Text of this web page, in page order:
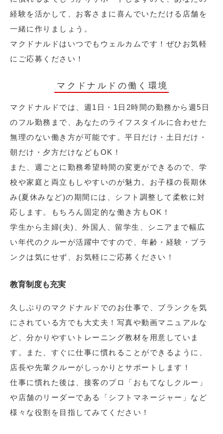
経験を活かして、お客さまに喜んでいただける店舗を
一緒に作りましょう。
マクドナルドはいつでもウェルカムです！ぜひお気軽
にご応募ください！
マクドナルドの働く環境
マクドナルドでは、週1日・1日2時間の勤務から週5日
のフル勤務まで、あなたのライフスタイルに合わせた
無理のない働き方が可能です。平日だけ・土日だけ・
朝だけ・夕方だけなどもOK！
また、週ごとに勤務希望時間の変更ができるので、学
校や家庭と両立もしやすいのが魅力。お子様の長期休
み(夏休みなど)の期間には、シフト調整して柔軟に対
応します。もちろん固定的な働き方もOK！
学生から主婦(夫)、外国人、留学生、シニアまで幅広
い年代のクルーが活躍中ですので、年齢・経験・ブラ
ンクは気にせず、お気軽にご応募ください！
教育制度も充実
久しぶりのマクドナルドでのお仕事で、ブランクを気
にされている方でも大丈夫！写真や動画マニュアルな
ど、分かりやすいトレーニング教材を用意していま
す。また、すぐに仕事に慣れることができるように、
店長や先輩クルーがしっかりとサポートします！
仕事に慣れた後は、接客のプロ「おもてなしクルー」
や店舗のリーダーである「シフトマネージャー」など
様々な役割を目指してみてください！